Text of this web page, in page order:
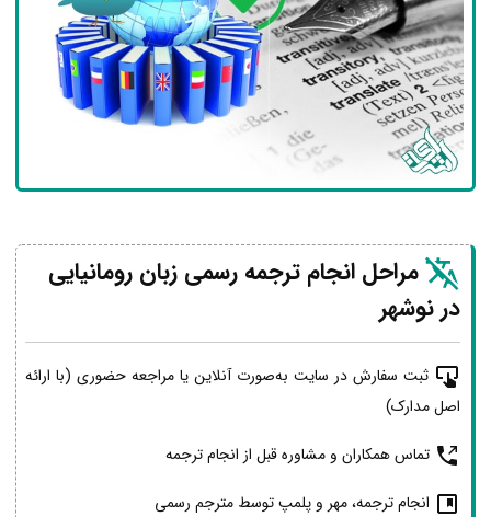
مراحل انجام ترجمه رسمی زبان رومانیایی
در نوشهر
ثبت سفارش در سایت به‌صورت آنلاین یا مراجعه حضوری (با ارائه
اصل مدارک)
تماس همکاران و مشاوره قبل از انجام ترجمه
انجام ترجمه، مهر و پلمپ توسط مترجم رسمی